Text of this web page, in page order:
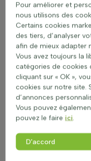
Fertilisation :
printemps et en été
Suivre les
Protection hivernale
gel en utilisant un
pendant l'hiver.
Division : Certaines
divisées tous les 3
croissance.
Transplantation :
début du printemps
arrosage après la
Pour ceux qui
Pour améliorer et
nous utilisons des
Certains cookies
des tiers, d’analyser
afin de mieux adapter
Vous avez toujours la
catégories de cookies
cliquant sur « OK »,
cookies sur notre site.
d’annonces
Vous pouvez
pouvez le faire ici.
D'accord